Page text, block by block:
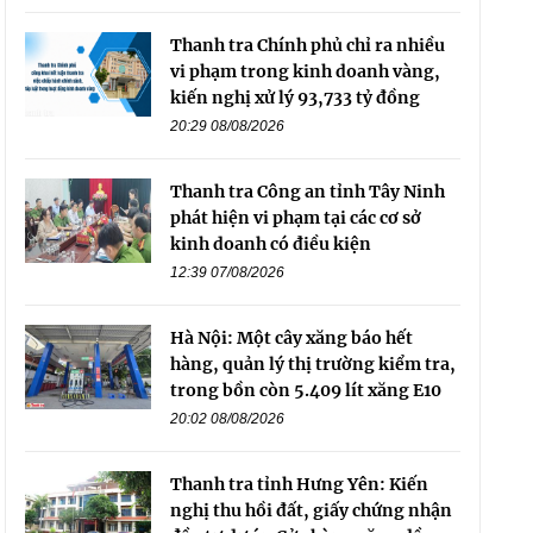
Thanh tra Chính phủ chỉ ra nhiều
vi phạm trong kinh doanh vàng,
kiến nghị xử lý 93,733 tỷ đồng
20:29 08/08/2026
Thanh tra Công an tỉnh Tây Ninh
phát hiện vi phạm tại các cơ sở
kinh doanh có điều kiện
12:39 07/08/2026
Hà Nội: Một cây xăng báo hết
hàng, quản lý thị trường kiểm tra,
trong bồn còn 5.409 lít xăng E10
20:02 08/08/2026
Thanh tra tỉnh Hưng Yên: Kiến
nghị thu hồi đất, giấy chứng nhận